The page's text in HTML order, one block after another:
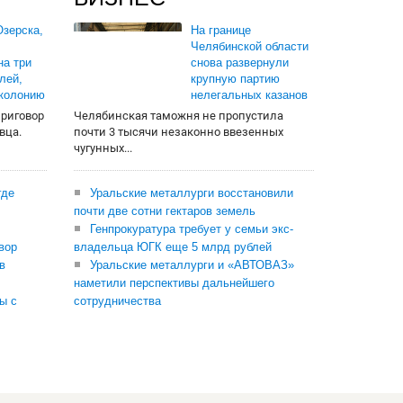
три
с
На границе
Челябинской области
снова развернули
крупную партию
нелегальных казанов
Челябинская таможня не пропустила
почти 3 тысячи незаконно ввезенных
чугунных...
Уральские металлурги восстановили
почти две сотни гектаров земель
Генпрокуратура требует у семьи экс-
владельца ЮГК еще 5 млрд рублей
Уральские металлурги и «АВТОВАЗ»
наметили перспективы дальнейшего
сотрудничества